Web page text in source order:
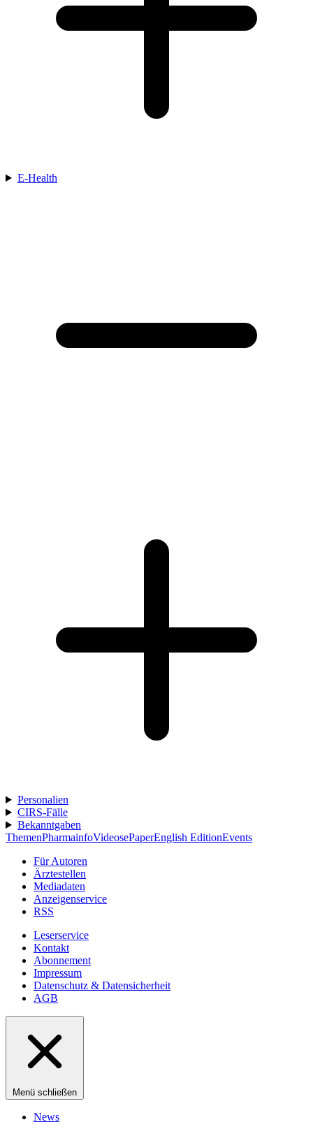
E-Health
Personalien
CIRS-Fälle
Bekanntgaben
ThemenPharmainfoVideosePaperEnglish EditionEvents
Für Autoren
Ärztestellen
Mediadaten
Anzeigenservice
RSS
Leserservice
Kontakt
Abonnement
Impressum
Datenschutz & Datensicherheit
AGB
Menü schließen
News